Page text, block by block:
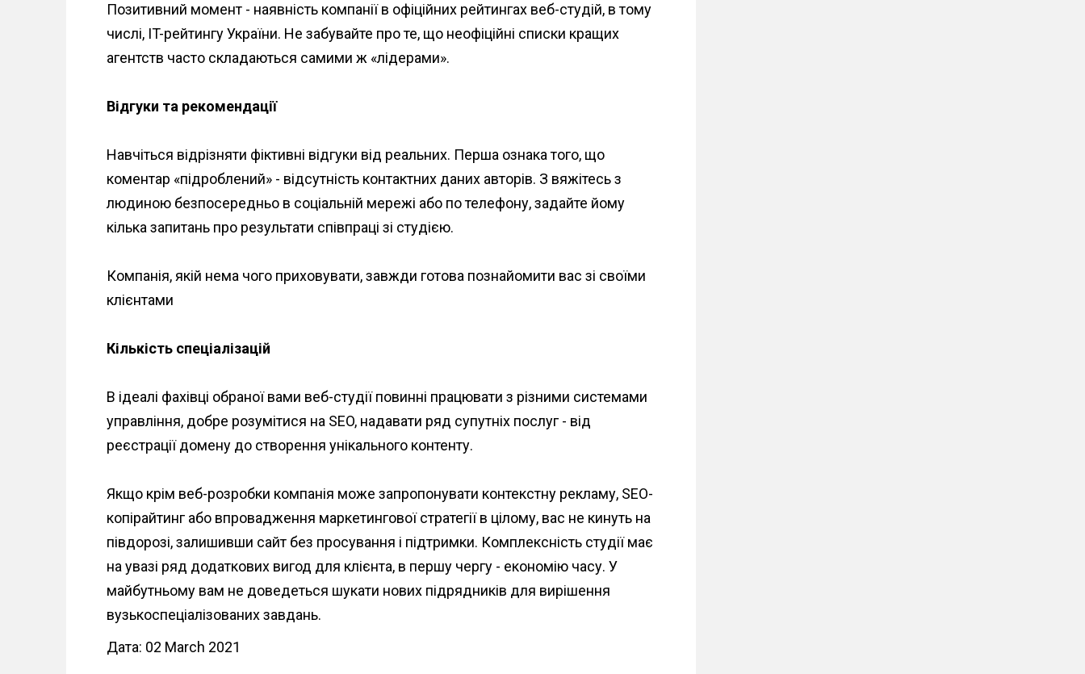
Позитивний момент - наявність компанії в офіційних рейтингах веб-студій, в тому
числі, ІT-рейтингу України. Не забувайте про те, що неофіційні списки кращих
агентств часто складаються самими ж «лідерами».
Відгуки та рекомендації
Навчіться відрізняти фіктивні відгуки від реальних. Перша ознака того, що
коментар «підроблений» - відсутність контактних даних авторів. З вяжітесь з
людиною безпосередньо в соціальній мережі або по телефону, задайте йому
кілька запитань про результати співпраці зі студією.
Компанія, якій нема чого приховувати, завжди готова познайомити вас зі своїми
клієнтами
Кількість спеціалізацій
В ідеалі фахівці обраної вами веб-студії повинні працювати з різними системами
управління, добре розумітися на SEO, надавати ряд супутніх послуг - від
реєстрації домену до створення унікального контенту.
Якщо крім веб-розробки компанія може запропонувати контекстну рекламу, SEO-
копірайтинг або впровадження маркетингової стратегії в цілому, вас не кинуть на
півдорозі, залишивши сайт без просування і підтримки. Комплексність студії має
на увазі ряд додаткових вигод для клієнта, в першу чергу - економію часу. У
майбутньому вам не доведеться шукати нових підрядників для вирішення
вузькоспеціалізованих завдань.
Дата: 02 March 2021